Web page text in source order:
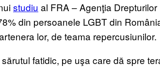
studiu al FRA – Agenţia Drepturilor
din persoanele LGBT din
lor, de teama repercusiunilor.
fatidic, pe uşa care dă spre